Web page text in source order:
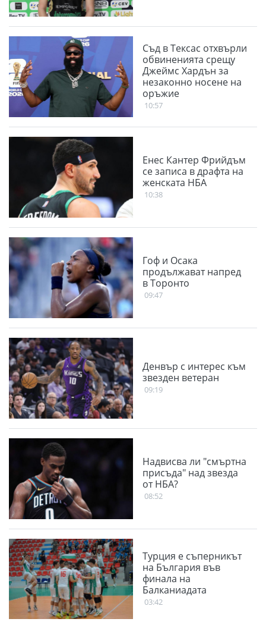
Съд в Тексас отхвърли
обвиненията срещу
Джеймс Хардън за
незаконно носене на
оръжие
10:57
Енес Кантер Фрийдъм
се записа в драфта на
женската НБА
10:38
Гоф и Осака
продължават напред
в Торонто
09:47
Денвър с интерес към
звезден ветеран
09:19
Надвисва ли "смъртна
присъда" над звезда
от НБА?
08:52
Турция е съперникът
на България във
финала на
Балканиадата
03:42